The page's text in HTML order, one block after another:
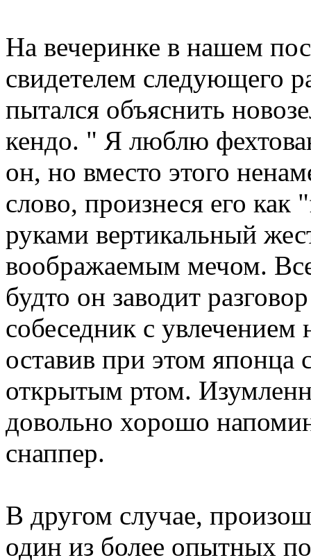
На вечеринке в нашем
свидетелем следующего
пытался объяснить
кендо. " Я люблю
он, но вместо этого
слово, произнеся его
руками вертикальный
воображаемым мечом.
будто он заводит
собеседник с
оставив при этом японца
открытым ртом.
довольно хорошо
снаппер.
В другом случае,
один из более опытных